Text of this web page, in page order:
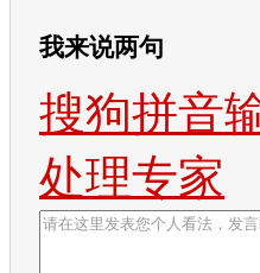
我来说两句
搜狗拼音
处理专家